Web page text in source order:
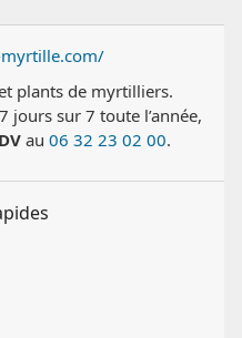
plants de myrtilliers.
jours sur 7 toute l’année,
au 06 32 23 02 00.